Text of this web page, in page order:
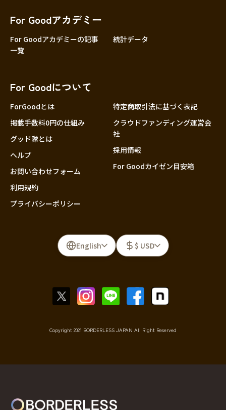
For Goodアカデミー
For Goodアカデミーの記事
一覧
統計データ
For Goodについて
ForGoodとは
掲載手数料0円の仕組み
グッド隊とは
ヘルプ
お問い合わせフォーム
利用規約
プライバシーポリシー
特定商取引法に基づく表記
クラウドファンディング運営会
社
採用情報
For Goodカイゼン目安箱
English $ USD
Copyright 2021 BORDERLESS JAPAN All Right Reserved